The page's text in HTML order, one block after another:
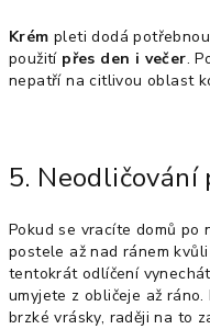
Krém pleti dodá potřebnou
použití přes den i večer.
nepatří na citlivou oblast
5. Neodličování
Pokud se vracíte domů po
postele až nad ránem
tentokrát odlíčení
umyjete z obličeje až
brzké vrásky, raději na to